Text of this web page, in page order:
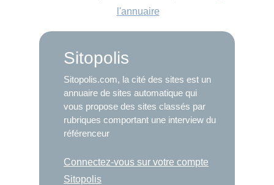
l'annuaire
Sitopolis
Sitopolis.com, la cité des sites est un
annuaire de sites automatique qui
vous propose des sites classés par
rubriques comportant une interview du
référenceur
Connectez-vous sur votre compte
Sitopolis